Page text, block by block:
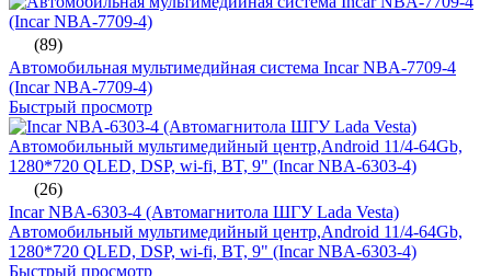
(89)
Автомобильная мультимедийная система Incar NBA-7709-4
(Incar NBA-7709-4)
Быстрый просмотр
(26)
Incar NBA-6303-4 (Автомагнитола ШГУ Lada Vesta)
Автомобильный мультимедийный центр,Android 11/4-64Gb,
1280*720 QLED, DSP, wi-fi, BT, 9" (Incar NBA-6303-4)
Быстрый просмотр